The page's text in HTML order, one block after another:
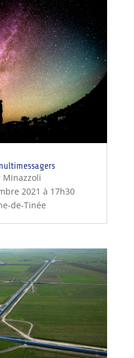
Minazzoli
2021 à 17h30
de-Tinée